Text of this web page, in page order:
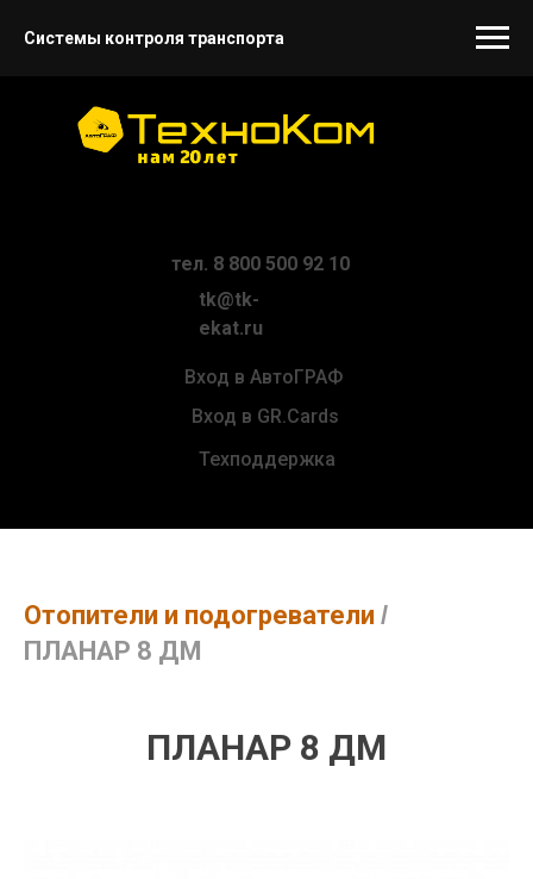
Системы контроля транспорта
tk@tk-
ekat.ru
тел. 8 800 500 92 10
Вход в АвтоГРАФ
Вход в GR.Cards
Техподдержка
Отопители и подогреватели /
ПЛАНАР 8 ДМ
ПЛАНАР 8 ДМ